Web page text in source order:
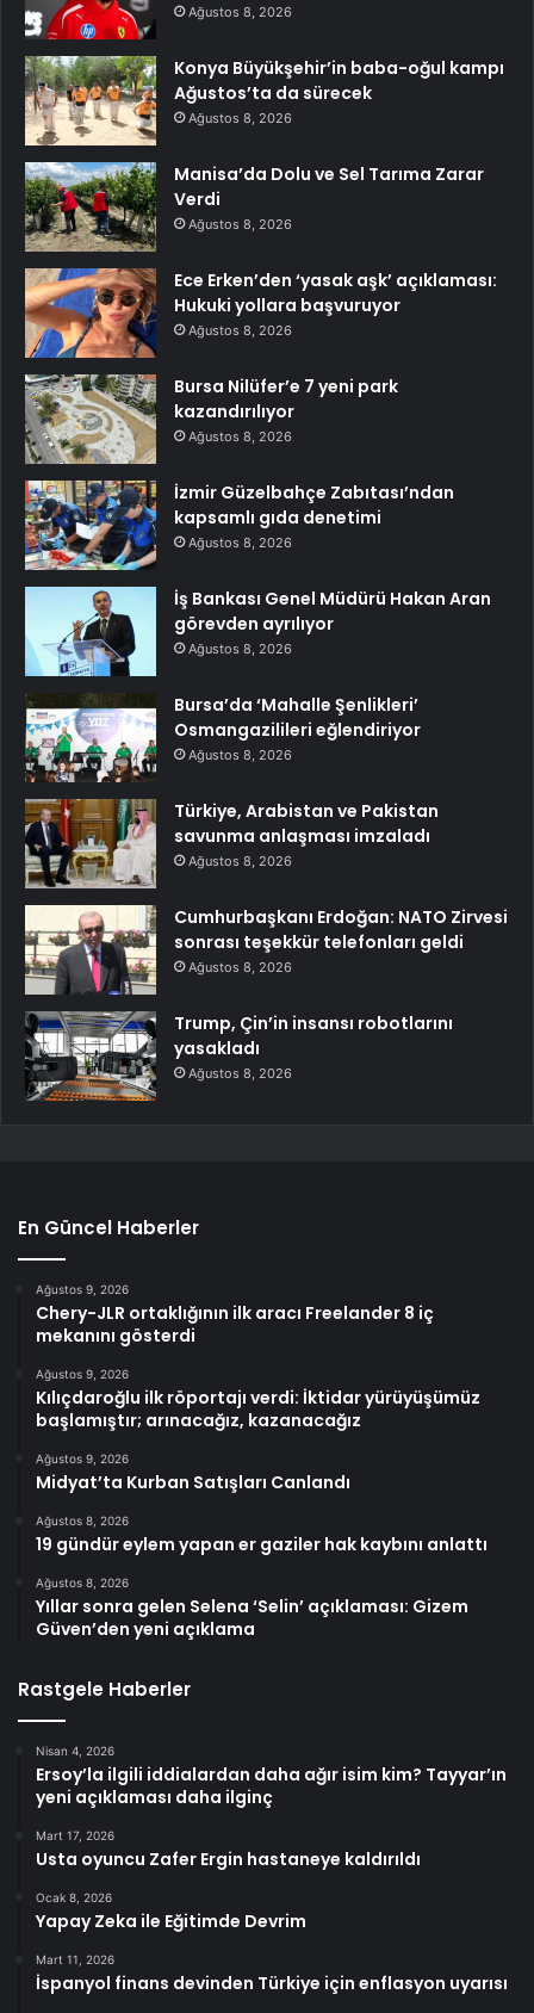
Ağustos 8, 2026
Konya Büyükşehir’in baba-oğul kampı
Ağustos’ta da sürecek
Ağustos 8, 2026
Manisa’da Dolu ve Sel Tarıma Zarar
Verdi
Ağustos 8, 2026
Ece Erken’den ‘yasak aşk’ açıklaması:
Hukuki yollara başvuruyor
Ağustos 8, 2026
Bursa Nilüfer’e 7 yeni park
kazandırılıyor
Ağustos 8, 2026
İzmir Güzelbahçe Zabıtası’ndan
kapsamlı gıda denetimi
Ağustos 8, 2026
İş Bankası Genel Müdürü Hakan Aran
görevden ayrılıyor
Ağustos 8, 2026
Bursa’da ‘Mahalle Şenlikleri’
Osmangazilileri eğlendiriyor
Ağustos 8, 2026
Türkiye, Arabistan ve Pakistan
savunma anlaşması imzaladı
Ağustos 8, 2026
Cumhurbaşkanı Erdoğan: NATO Zirvesi
sonrası teşekkür telefonları geldi
Ağustos 8, 2026
Trump, Çin’in insansı robotlarını
yasakladı
Ağustos 8, 2026
En Güncel Haberler
Ağustos 9, 2026
Chery-JLR ortaklığının ilk aracı Freelander 8 iç
mekanını gösterdi
Ağustos 9, 2026
Kılıçdaroğlu ilk röportajı verdi: İktidar yürüyüşümüz
başlamıştır; arınacağız, kazanacağız
Ağustos 9, 2026
Midyat’ta Kurban Satışları Canlandı
Ağustos 8, 2026
19 gündür eylem yapan er gaziler hak kaybını anlattı
Ağustos 8, 2026
Yıllar sonra gelen Selena ‘Selin’ açıklaması: Gizem
Güven’den yeni açıklama
Rastgele Haberler
Nisan 4, 2026
Ersoy’la ilgili iddialardan daha ağır isim kim? Tayyar’ın
yeni açıklaması daha ilginç
Mart 17, 2026
Usta oyuncu Zafer Ergin hastaneye kaldırıldı
Ocak 8, 2026
Yapay Zeka ile Eğitimde Devrim
Mart 11, 2026
İspanyol finans devinden Türkiye için enflasyon uyarısı